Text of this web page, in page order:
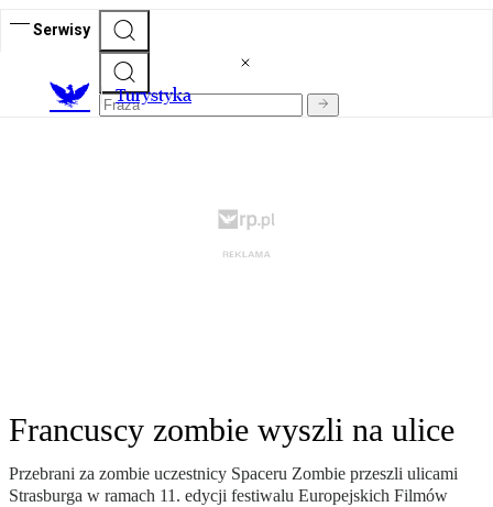
Serwisy
Turystyka
Francuscy zombie wyszli na ulice
Przebrani za zombie uczestnicy Spaceru Zombie przeszli ulicami
Strasburga w ramach 11. edycji festiwalu Europejskich Filmów